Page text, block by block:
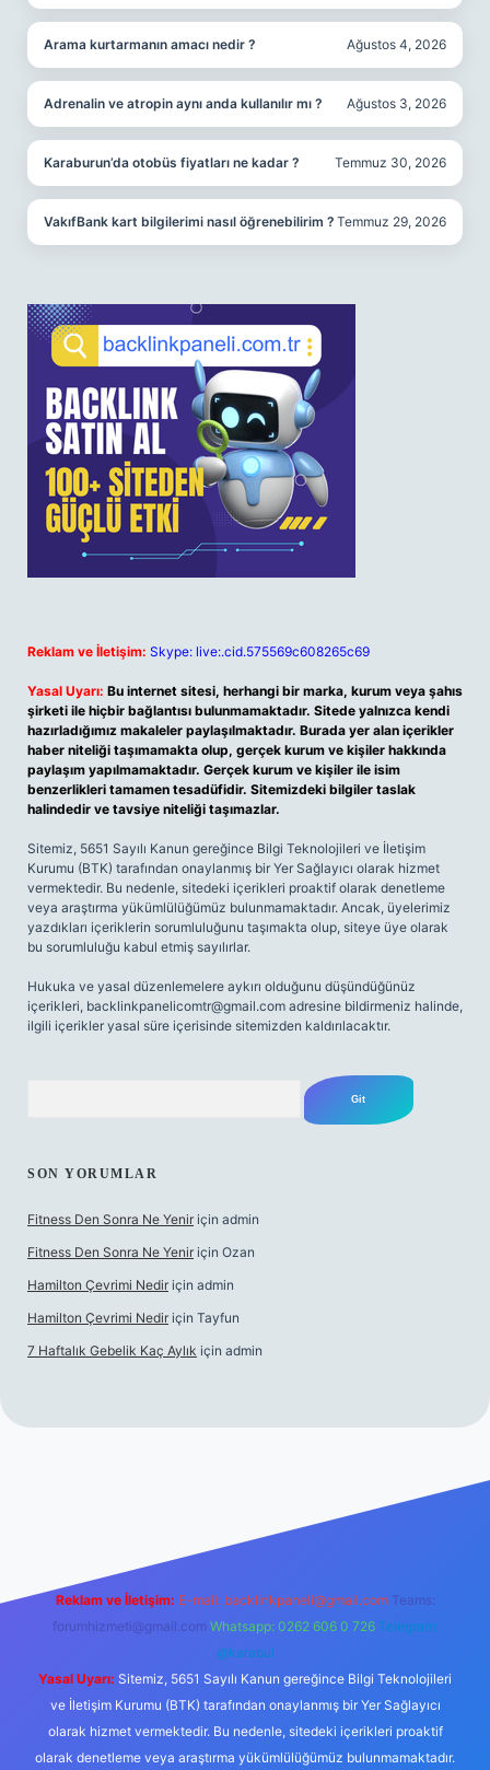
Arama kurtarmanın amacı nedir ? Ağustos 4, 2026
Adrenalin ve atropin aynı anda kullanılır mı ? Ağustos 3, 2026
Karaburun’da otobüs fiyatları ne kadar ? Temmuz 30, 2026
VakıfBank kart bilgilerimi nasıl öğrenebilirim ? Temmuz 29, 2026
Reklam ve İletişim: Skype: live:.cid.575569c608265c69
Yasal Uyarı: Bu internet sitesi, herhangi bir marka, kurum veya şahıs
şirketi ile hiçbir bağlantısı bulunmamaktadır. Sitede yalnızca kendi
hazırladığımız makaleler paylaşılmaktadır. Burada yer alan içerikler
haber niteliği taşımamakta olup, gerçek kurum ve kişiler hakkında
paylaşım yapılmamaktadır. Gerçek kurum ve kişiler ile isim
benzerlikleri tamamen tesadüfidir. Sitemizdeki bilgiler taslak
halindedir ve tavsiye niteliği taşımazlar.
Sitemiz, 5651 Sayılı Kanun gereğince Bilgi Teknolojileri ve İletişim
Kurumu (BTK) tarafından onaylanmış bir Yer Sağlayıcı olarak hizmet
vermektedir. Bu nedenle, sitedeki içerikleri proaktif olarak denetleme
veya araştırma yükümlülüğümüz bulunmamaktadır. Ancak, üyelerimiz
yazdıkları içeriklerin sorumluluğunu taşımakta olup, siteye üye olarak
bu sorumluluğu kabul etmiş sayılırlar.
Hukuka ve yasal düzenlemelere aykırı olduğunu düşündüğünüz
içerikleri, backlinkpanelicomtr@gmail.com adresine bildirmeniz halinde,
ilgili içerikler yasal süre içerisinde sitemizden kaldırılacaktır.
SON YORUMLAR
Fitness Den Sonra Ne Yenir için admin
Fitness Den Sonra Ne Yenir için Ozan
Hamilton Çevrimi Nedir için admin
Hamilton Çevrimi Nedir için Tayfun
7 Haftalık Gebelik Kaç Aylık için admin
Reklam ve İletişim: E-mail: backlinkpaneli@gmail.com Teams:
forumhizmeti@gmail.com Whatsapp: 0262 606 0 726 Telegram:
@karabul
Yasal Uyarı: Sitemiz, 5651 Sayılı Kanun gereğince Bilgi Teknolojileri
ve İletişim Kurumu (BTK) tarafından onaylanmış bir Yer Sağlayıcı
olarak hizmet vermektedir. Bu nedenle, sitedeki içerikleri proaktif
olarak denetleme veya araştırma yükümlülüğümüz bulunmamaktadır.